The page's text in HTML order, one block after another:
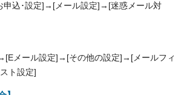
込･設定]→[メール設定]→[迷惑メール対
メール設定]→[その他の設定]→[メールフィ
ト設定]